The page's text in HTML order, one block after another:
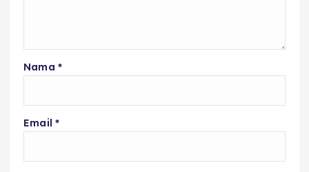
Nama *
Email *